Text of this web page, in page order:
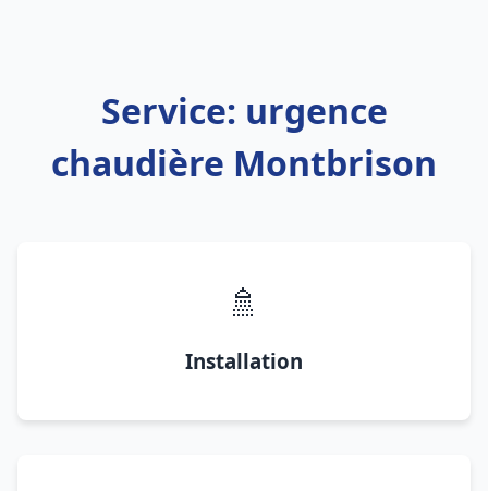
Service: urgence
chaudière Montbrison
🚿
Installation